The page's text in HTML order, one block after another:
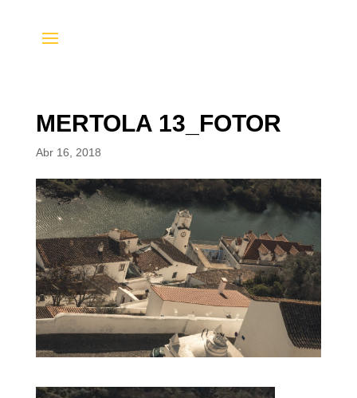
MERTOLA 13_FOTOR
Abr 16, 2018